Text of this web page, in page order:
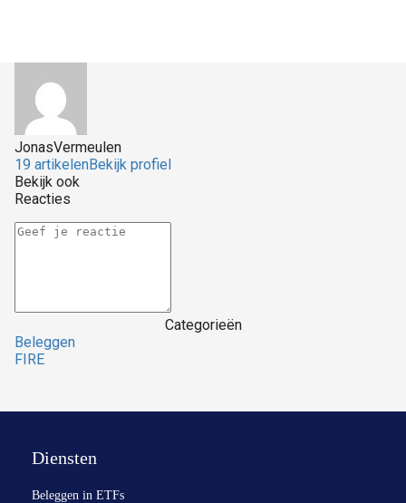
JonasVermeulen
19 artikelenBekijk profiel
Bekijk ook
Reacties
Categorieën
Beleggen
FIRE
Diensten
Beleggen in ETFs